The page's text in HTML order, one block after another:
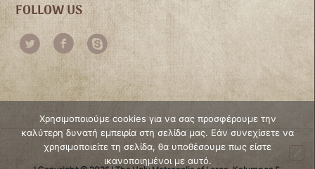
FOLLOW US
Χρησιμοποιούμε cookies για να σας προσφέρουμε την
καλύτερη δυνατή εμπειρία στη σελίδα μας. Εάν συνεχίσετε να
χρησιμοποιείτε τη σελίδα, θα υποθέσουμε πως είστε
ικανοποιημένοι με αυτό.